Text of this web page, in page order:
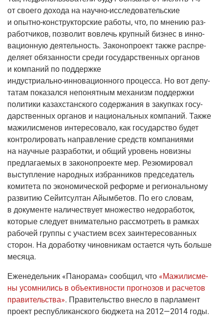
от сво­е­го дохо­да на науч­но-иссле­до­ва­тель­ские
и опыт­но-кон­струк­тор­ские рабо­ты, что, по мне­нию раз­
ра­бот­чи­ков, поз­во­лит вовлечь круп­ный биз­нес в инно­
ва­ци­он­ную дея­тель­ность. Зако­но­про­ект так­же рас­пре­
де­ля­ет обя­зан­но­сти сре­ди госу­дар­ствен­ных орга­нов
и ком­па­ний по под­держ­ке
инду­стри­аль­но-инно­ва­ци­он­но­го про­цес­са. Но вот депу­
та­там пока­зал­ся непо­нят­ным меха­низм под­держ­ки
поли­ти­ки казах­стан­ско­го содер­жа­ния в закуп­ках госу­
дар­ствен­ных орга­нов и наци­о­наль­ных ком­па­ний. Так­же
мажи­лис­ме­нов инте­ре­со­ва­ло, как госу­дар­ство будет
кон­тро­ли­ро­вать направ­ле­ние средств ком­па­ни­я­ми
на науч­ные раз­ра­бот­ки, и общий уро­вень новиз­ны
пред­ла­га­е­мых в зако­но­про­ек­те мер. Резю­ми­ро­вал
выступ­ле­ние народ­ных избран­ни­ков пред­се­да­тель
коми­те­та по эко­но­ми­че­ской рефор­ме и реги­о­наль­но­му
раз­ви­тию Сей­ит­сул­тан Айым­бе­тов. По его сло­вам,
в доку­мен­те нали­че­ству­ет мно­же­ство недо­ра­бо­ток,
кото­рые сле­ду­ет вни­ма­тель­но рас­смот­реть в рам­ках
рабо­чей груп­пы с уча­сти­ем всех заин­те­ре­со­ван­ных
сто­рон. На дора­бот­ку чинов­ни­кам оста­ет­ся чуть боль­ше
месяца.
Еже­не­дель­ник «Пано­ра­ма» сооб­щил, что «Мажи­лис­ме­
ны усо­мни­лись в объ­ек­тив­но­сти про­гно­зов и рас­че­тов
пра­ви­тель­ства». Пра­ви­тель­ство внес­ло в пар­ла­мент
про­ект рес­пуб­ли­кан­ско­го бюд­же­та на 2012—2014 годы.